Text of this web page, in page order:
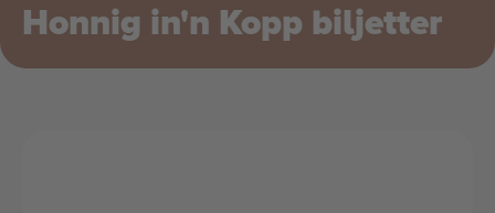
Honnig in'n Kopp biljetter